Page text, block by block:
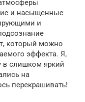
и насыщенные
и
который можно
эффекта. Я,
в слишком яркий
на
перекрашивать!